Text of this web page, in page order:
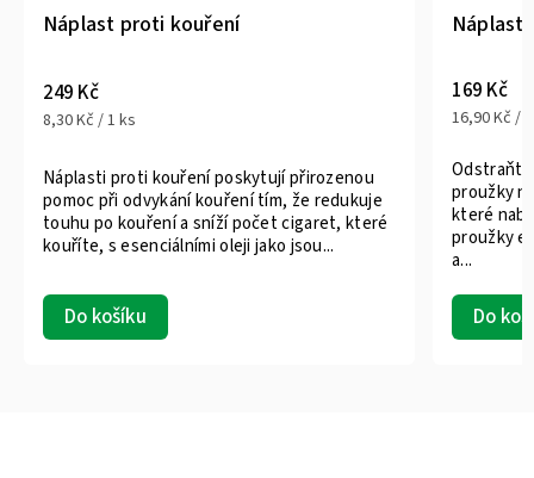
Náplast proti kouření
249 Kč
8,30 Kč / 1 ks
Do košíku
Náplasti proti kouření poskytují přirozenou
pomoc při odvykání kouření tím, že redukuje
touhu po kouření a sníží počet cigaret, které
kouříte, s esenciálními oleji jako jsou...
Náplast
169 Kč
16,90 Kč /
Do
proužky
které
proužky
a...